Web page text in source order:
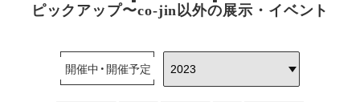
ピックアップ〜co-jin以外の展示・イベント
開催中・開催予定